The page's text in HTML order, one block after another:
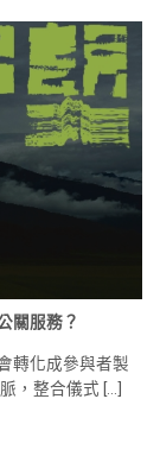
關服務？
轉化成參與者製
，整合儀式 [...]